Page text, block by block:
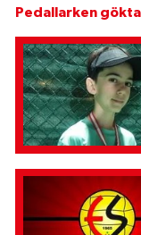
Pedallarken